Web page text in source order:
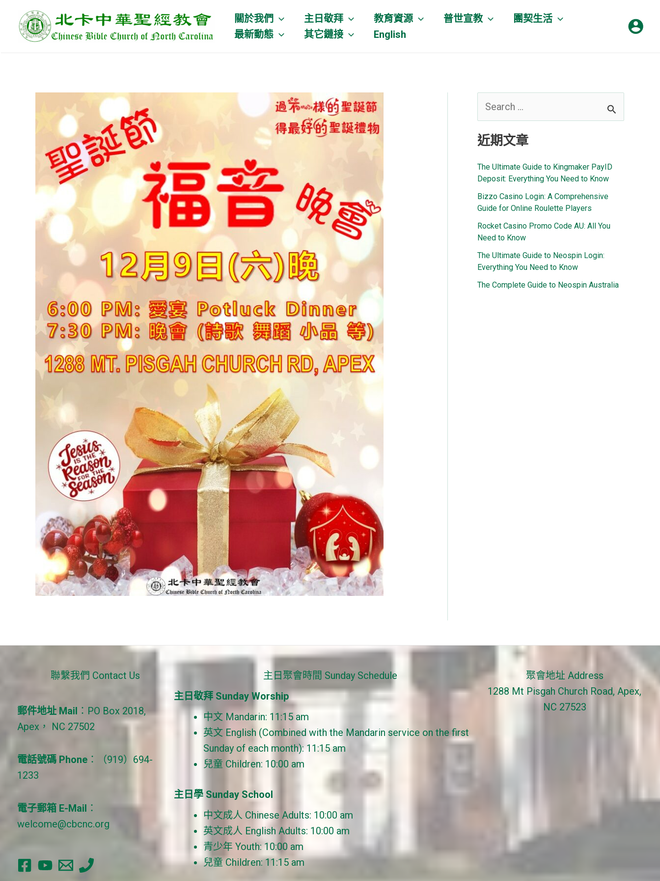
關於我們 主日敬拜 教育資源 普世宣教
團契生活
最新動態
其它鏈接 English
關
字
近期文章
The Ultimate Guide to Kingmaker PayID
Deposit: Everything You Need to Know
Bizzo Casino Login: A Comprehensive
Guide for Online Roulette Players
Rocket Casino Promo Code AU: All You
Need to Know
The Ultimate Guide to Neospin Login:
Everything You Need to Know
The Complete Guide to Neospin Australia
聯繫我們 Contact Us
郵件地址 Mail ：PO Box 2018,
Apex， NC 27502
電話號碼 Phone ：（919）694-
1233
電子郵箱 E-Mail ：
welcome@cbcnc.org
主日聚會時間 Sunday Schedule
主日敬拜 Sunday Worship
中文 Mandarin: 11:15 am
英文 English (Combined with the Mandarin service on the first
Sunday of each month): 11:15 am
兒童 Children: 10:00 am
主日學 Sunday School
中文成人 Chinese Adults: 10:00 am
英文成人 English Adults: 10:00 am
青少年 Youth: 10:00 am
兒童 Children: 11:15 am
聚會地址 Address
1288 Mt Pisgah Church Road, Apex,
NC 27523